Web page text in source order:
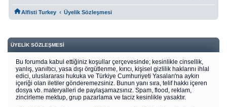
Alfisti Turkey ‹ Üyelik Sözleşmesi
ÜYELIK SÖZLEŞMESI
Bu forumda kabul ettiğiniz koşullar çerçevesinde; kesinlikle cinsellik,
yanlış, yanıltıcı, yasa dışı örgütlenme, kırıcı, kişisel gizlilik haklarını ihlal
edici, uluslararası hukuka ve Türkiye Cumhuriyeti Yasaları'na aykırı
içeriği olan iletiler gönderemezsiniz. Bunun yanı sıra, telif hakkı içeren
dosya vb. materyalleri de paylaşamazsınız. Spam, flood, reklam,
zincirleme mektup, grup pazarlama ve taciz kesinlikle yasaktır.